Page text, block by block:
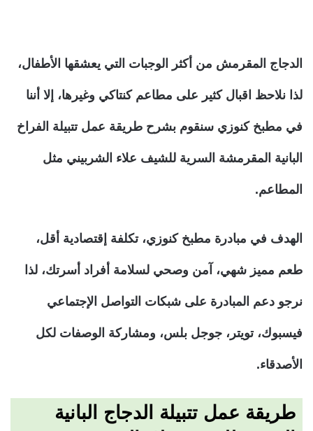
الدجاج المقرمش من أكثر الوجبات التي يعشقها الأطفال،
لذا نلاحظ اقبال كثير على مطاعم كنتاكي وغيرها، إلا أننا
في مطبخ كنوزي سنقوم بشرح طريقة عمل تتبيلة الفراخ
البانية المقرمشة السرية للشيف علاء الشربيني مثل
المطاعم.
الهدف في مبادرة مطبخ كنوزي، تكلفة إقتصادية أقل،
طعم مميز شهي، آمن وصحي لسلامة أفراد أسرتك، لذا
نرجو دعم المبادرة على شبكات التواصل الإجتماعي
فيسبوك، تويتر، جوجل بلس، ومشاركة الوصفات لكل
الأصدقاء.
طريقة عمل تتبيلة الدجاج البانية